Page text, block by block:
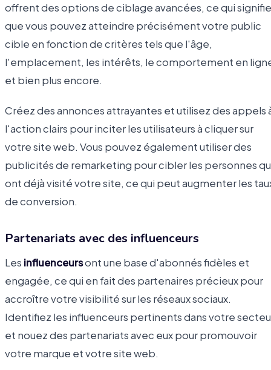
offrent des options de ciblage avancées, ce qui signifie
que vous pouvez atteindre précisément votre public
cible en fonction de critères tels que l'âge,
l'emplacement, les intérêts, le comportement en
et bien plus encore.
Créez des annonces attrayantes et utilisez des appels
l'action clairs pour inciter les utilisateurs à cliquer sur
votre site web. Vous pouvez également utiliser des
publicités de remarketing pour cibler les personnes
ont déjà visité votre site, ce qui peut augmenter les
de conversion.
Partenariats avec des influenceurs
Les influenceursont une base d'abonnés fidèles et
engagée, ce qui en fait des partenaires précieux pour
accroître votre visibilité sur les réseaux sociaux.
Identifiez les influenceurs pertinents dans votre
et nouez des partenariats avec eux pour promouvoir
votre marque et votre site web.